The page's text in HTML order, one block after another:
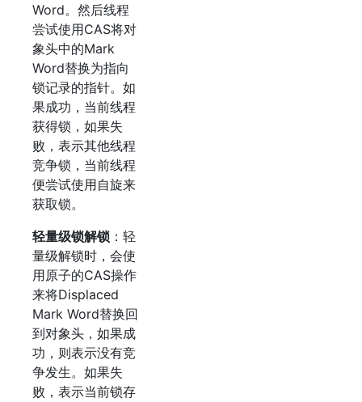
Word。然后线程
尝试使用CAS将对
象头中的Mark
Word替换为指向
锁记录的指针。如
果成功，当前线程
获得锁，如果失
败，表示其他线程
竞争锁，当前线程
便尝试使用自旋来
获取锁。
轻量级锁解锁 ：轻
量级解锁时，会使
用原子的CAS操作
来将Displaced
Mark Word替换回
到对象头，如果成
功，则表示没有竞
争发生。如果失
败，表示当前锁存